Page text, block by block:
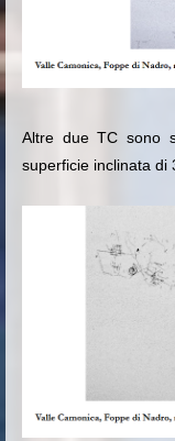
Altre due TC sono
superficie inclinata di